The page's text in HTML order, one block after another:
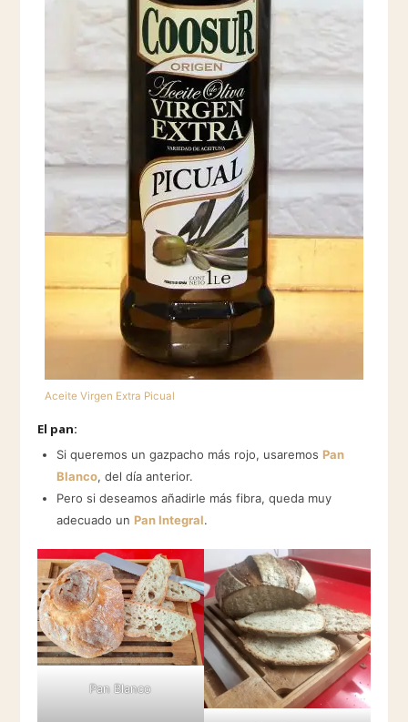
Aceite Virgen Extra Picual
El pan:
Si queremos un gazpacho más rojo, usaremos Pan
Blanco, del día anterior.
Pero si deseamos añadirle más fibra, queda muy
adecuado un Pan Integral.
Pan Blanco